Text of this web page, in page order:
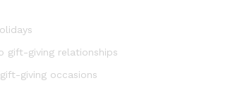
gift-giving relationships
giving occasions